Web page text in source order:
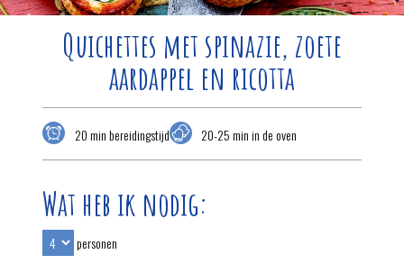
Quichettes met spinazie, zoete
aardappel en ricotta
20 min bereidingstijd 20-25 min in de oven
Wat heb ik nodig:
personen